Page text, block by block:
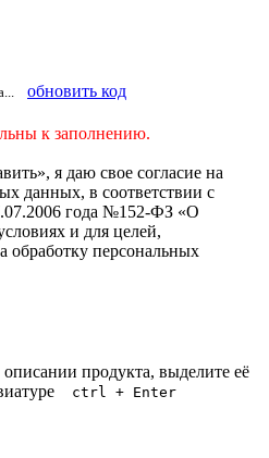
обновить код
к заполнению.
я даю свое согласие на
данных, в соответствии с
года №152-ФЗ «О
и для целей,
обработку персональных
продукта, выделите её
ctrl + Enter